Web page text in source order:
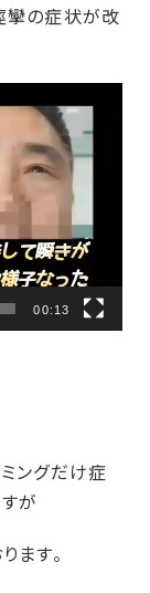
攣の症状が改
00:13
ングだけ症
が
ます。